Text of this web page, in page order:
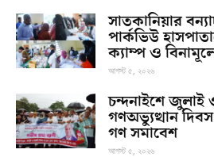
সাতকানিয়ার
পার্কভিউ
ক্যাম্প ও
আগস্ট ৫, ২০২৬
চন্দনাইশে
গণঅভ্যুত্থান
গণ সমাবেশ
আগস্ট ৫, ২০২৬